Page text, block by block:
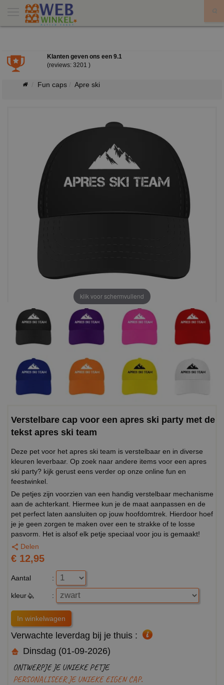
Klanten geven ons een 9.1
(reviews: 3201 )
Fun caps Apre ski
klik voor schermvullend
Verstelbare cap voor een apres ski party met de
tekst apres ski team
Deze pet voor het apres ski team is verstelbaar en in diverse
kleuren leverbaar. Op zoek naar andere items voor een apres
ski party? kijk gerust eens verder op onze online fun en
feestwinkel.
De petjes zijn voorzien van een handig verstelbaar mechanisme
aan de achterkant. Hiermee kun je de maat aanpassen en de
pet perfect laten aansluiten op jouw hoofdomtrek. Hierdoor hoef
je je geen zorgen te maken over een te strakke of te losse
pasvorm. Het is alsof elk petje speciaal voor jou is gemaakt!
Delen
€ 12,95
Aantal :
kleur :
Verwachte leverdag bij je thuis :
Dinsdag (01-09-2026)
ONTWERPJE JE UNIEKE PETJE
PERSONALISEER JE UNIEKE EIGEN CAP.